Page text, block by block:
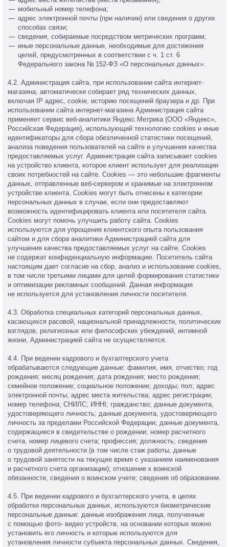
мобильный номер телефона;
адрес электронной почты (при наличии) или сведения о других
способах связи;
сведения, собираемые посредством метрических программ;
иные персональные данные, необходимые для достижения
целей, предусмотренных в соответствии с ч. 1 ст. 6
Федерального закона № 152-ФЗ «О персональных данных».
4.2. Администрация сайта, при использовании сайта интернет-
магазина, автоматически собирает ряд технических данных,
включая IP адрес, cookie, историю посещений браузера и др. При
использовании сайта интернет-магазина Администрация сайта
применяет сервис веб-аналитики Яндекс.Метрика (ООО «Яндекс»,
Российская Федерация), использующий технологию cookies и иные
идентификаторы для сбора обезличенной статистики посещений,
анализа поведения пользователей на сайте и улучшения качества
предоставляемых услуг. Администрация сайта записывает cookies
на устройство клиента, которое клиент использует для реализации
своих потребностей на сайте. Cookies — это небольшие фрагменты
данных, отправленные веб-сервером и хранимые на электронном
устройстве клиента. Cookies могут быть отнесены к категории
персональных данных в случае, если они предоставляют
возможность идентифицировать клиента или посетителя сайта.
Cookies могут помочь улучшить работу сайта. Cookies
используются для упрощения клиентского опыта пользования
сайтом и для сбора аналитики Администрацией сайта для
улучшения качества предоставляемых услуг на сайте. Cookies
не содержат конфиденциальную информацию. Посетитель сайта
настоящим дает согласие на сбор, анализ и использование cookies,
в том числе третьими лицами для целей формирования статистики
и оптимизации рекламных сообщений. Данная информация
не используется для установления личности посетителя.
4.3. Обработка специальных категорий персональных данных,
касающихся расовой, национальной принадлежности, политических
взглядов, религиозных или философских убеждений, интимной
жизни, Администрацией сайта не осуществляется.
4.4. При ведении кадрового и бухгалтерского учета
обрабатываются следующие данные: фамилия, имя, отчество; год
рождения; месяц рождения; дата рождения; место рождения;
семейное положение; социальное положение; доходы; пол; адрес
электронной почты; адрес места жительства; адрес регистрации;
номер телефона; СНИЛС; ИННІ; гражданство; данные документа,
удостоверяющего личность; данные документа, удостоверяющего
личность за пределами Российской Федерации; данные документа,
содержащиеся в свидетельстве о рождении; номер расчетного
счета, номер лицевого счета; профессия; должность; сведения
о трудовой деятельности (в том числе стаж работы, данные
о трудовой занятости на текущее время с указанием наименования
и расчетного счета организации); отношение к воинской
обязанности, сведения о воинском учете; сведения об образовании.
4.5. При ведении кадрового и бухгалтерского учета, в целях
обработки персональных данных, используются биометрические
персональные данные: данные изображения лица, полученные
с помощью фото- видео устройств, на основании которых можно
установить его личность и которые используются для
установления личности субъекта персональных данных. Сведения,